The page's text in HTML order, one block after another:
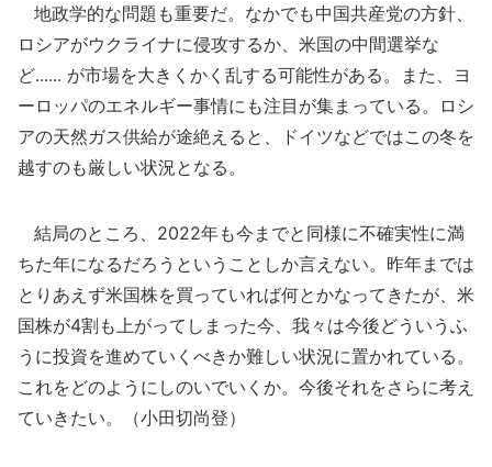
地政学的な問題も重要だ。なかでも中国共産党の方針、
ロシアがウクライナに侵攻するか、米国の中間選挙な
ど...... が市場を大きくかく乱する可能性がある。また、ヨ
ーロッパのエネルギー事情にも注目が集まっている。ロシ
アの天然ガス供給が途絶えると、ドイツなどではこの冬を
越すのも厳しい状況となる。
結局のところ、2022年も今までと同様に不確実性に満
ちた年になるだろうということしか言えない。昨年までは
とりあえず米国株を買っていれば何とかなってきたが、米
国株が4割も上がってしまった今、我々は今後どういうふ
うに投資を進めていくべきか難しい状況に置かれている。
これをどのようにしのいでいくか。今後それをさらに考え
ていきたい。（小田切尚登）